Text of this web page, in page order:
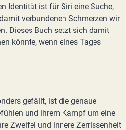
Identität ist für Siri eine Suche,
verbundenen Schmerzen wir
Dieses Buch setzt sich damit
könnte, wenn eines Tages
gefällt, ist die genaue
und ihrem Kampf um eine
Zweifel und innere Zerrissenheit